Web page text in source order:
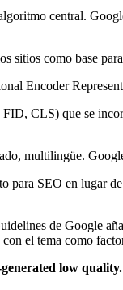
central.
sitios como base
Encoder
CLS) que se
multilingüe.
para SEO en lugar
de Google
el tema como
low quality.